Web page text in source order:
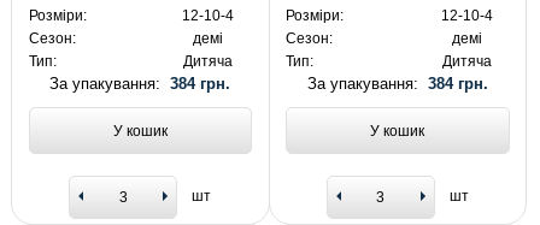
Розміри:
12-10-4
Сезон:
демі
Тип:
Дитяча
За упакування:384 грн.
У кошик
шт
Розміри:
12-10-4
Сезон:
демі
Тип:
Дитяча
За упакування: 384 грн.
У кошик
шт